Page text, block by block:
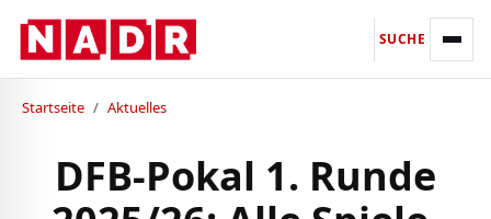
SUCHE
Startseite / Aktuelles
DFB-Pokal 1. Runde